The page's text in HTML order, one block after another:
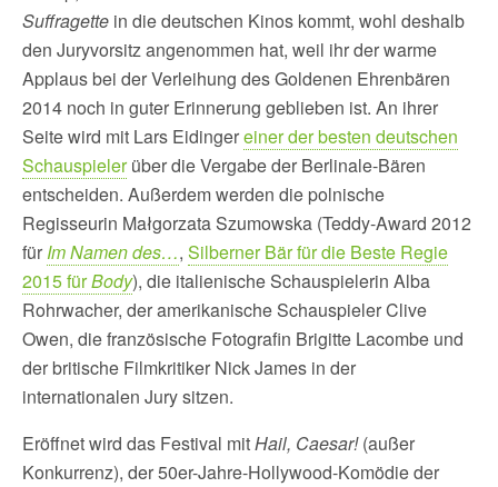
Suffragette in die deutschen Kinos kommt, wohl deshalb
den Juryvorsitz angenommen hat, weil ihr der warme
Applaus bei der Verleihung des Goldenen Ehrenbären
2014 noch in guter Erinnerung geblieben ist. An ihrer
Seite wird mit Lars Eidingereiner der besten deutschen
Schauspielerüber die Vergabe der Berlinale-Bären
entscheiden. Außerdem werden die polnische
Regisseurin Małgorzata Szumowska (Teddy-Award 2012
für Im Namen des…, Silberner Bär für die Beste Regie
2015 fürBody), die italienische Schauspielerin Alba
Rohrwacher, der amerikanische Schauspieler Clive
Owen, die französische Fotografin Brigitte Lacombe und
der britische Filmkritiker Nick James in der
internationalen Jury sitzen.
Eröffnet wird das Festival mitHail, Caesar!(außer
Konkurrenz), der 50er-Jahre-Hollywood-Komödie der